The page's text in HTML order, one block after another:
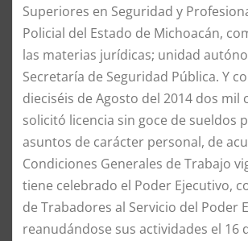
Superiores en Seguridad y
Policial del Estado de Michoacán,
las materias jurídicas; unidad
Secretaría de Seguridad Pública. Y
dieciséis de Agosto del 2014 dos mil
solicitó licencia sin goce de sueldos
asuntos de carácter personal, de
Condiciones Generales de Trabajo
tiene celebrado el Poder Ejecutivo,
de Trabadores al Servicio del Poder
reanudándose sus actividades el 16